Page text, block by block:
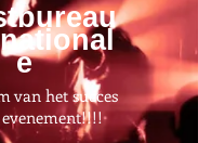
e
van het succes